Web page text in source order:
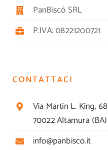
PanBiscò SRL
P.IVA: 08221200721
CONTATTACI
Via Martin L. King, 68
70022 Altamura (BA)
info@panbisco.it